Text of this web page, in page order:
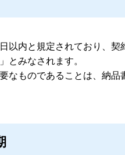
内と規定されており、
みなされます。
ものであることは、納品